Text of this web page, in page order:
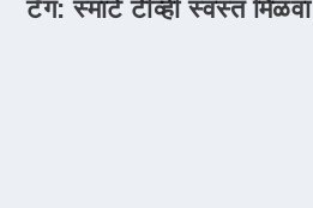
टॅग:स्मार्ट टीव्ही स्वस्त मिळवा